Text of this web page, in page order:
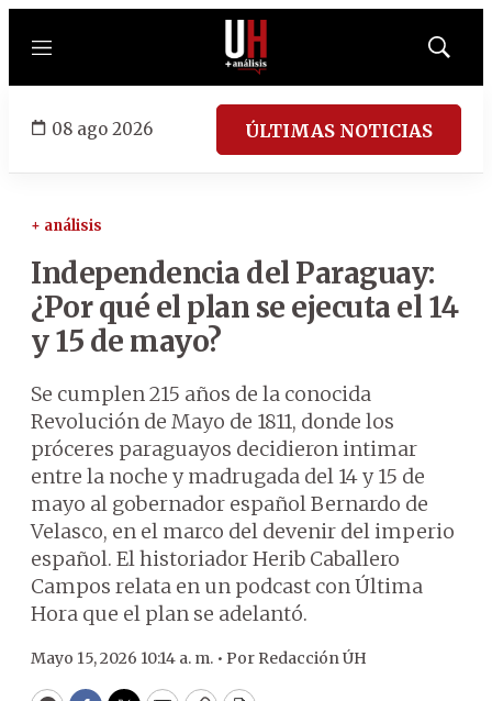
Menú
Mostrar
08 ago 2026 ÚLTIMAS NOTICIAS
+ análisis
Independencia del Paraguay:
¿Por qué el plan se ejecuta el 14
y 15 de mayo?
Se cumplen 215 años de la conocida
Revolución de Mayo de 1811, donde los
próceres paraguayos decidieron intimar
entre la noche y madrugada del 14 y 15 de
mayo al gobernador español Bernardo de
Velasco, en el marco del devenir del imperio
español. El historiador Herib Caballero
Campos relata en un podcast con Última
Hora que el plan se adelantó.
Mayo 15, 2026 10:14 a. m. • Por Redacción ÚH